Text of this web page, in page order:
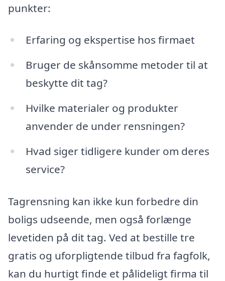
punkter:
Erfaring og ekspertise hos firmaet
Bruger de skånsomme metoder til at
beskytte dit tag?
Hvilke materialer og produkter
anvender de under rensningen?
Hvad siger tidligere kunder om deres
service?
Tagrensning kan ikke kun forbedre din
boligs udseende, men også forlænge
levetiden på dit tag. Ved at bestille tre
gratis og uforpligtende tilbud fra fagfolk,
kan du hurtigt finde et pålideligt firma til